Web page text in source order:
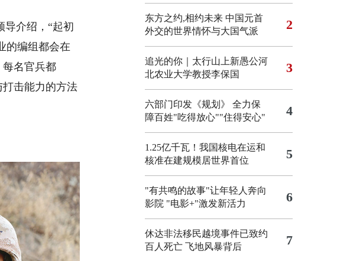
介绍，“起初
的编组都会在
每名官兵都
打击能力的方法
东方之约,相约未来 中国元首
外交的世界情怀与大国气派
2
追光的你｜太行山上新愚公河
北农业大学教授李保国
3
六部门印发《规划》 全力保
障百姓"吃得放心""住得安心"
4
1.25亿千瓦！我国核电在运和
核准在建规模居世界首位
5
"有共鸣的故事"让年轻人奔向
影院 "电影+"激发新活力 6
休达非法移民越境事件已致约
百人死亡 飞地风暴背后 7